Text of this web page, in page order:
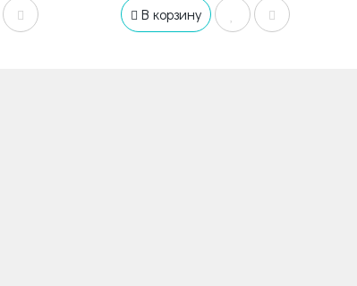
В корзину